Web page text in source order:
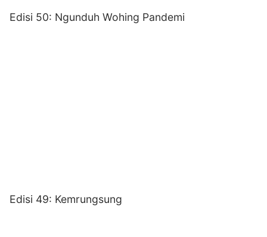
Edisi 50: Ngunduh Wohing Pandemi
Edisi 49: Kemrungsung